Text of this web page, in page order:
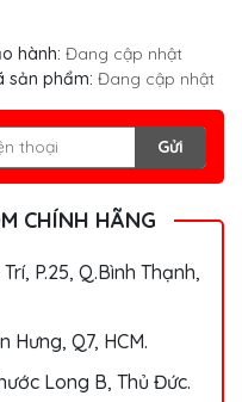
hành: Đang cập nhật
sản phẩm: Đang cập nhật
Gửi
CHÍNH HÃNG
P.25, Q.Bình Thạnh,
Hưng, Q7, HCM.
Long B, Thủ Đức.